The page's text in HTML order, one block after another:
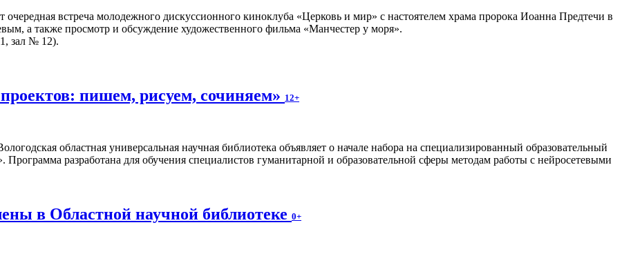
очередная встреча молодежного дискуссионного киноклуба «Церковь и мир» с настоятелем храма пророка Иоанна Предтечи в
а также просмотр и обсуждение художественного фильма «Манчестер у моря».
зал № 12).
пишем, рисуем, сочиняем» 12+
областная универсальная научная библиотека объявляет о начале набора на специализированный образовательный
разработана для обучения специалистов гуманитарной и образовательной сферы методам работы с нейросетевыми
в Областной научной библиотеке 0+